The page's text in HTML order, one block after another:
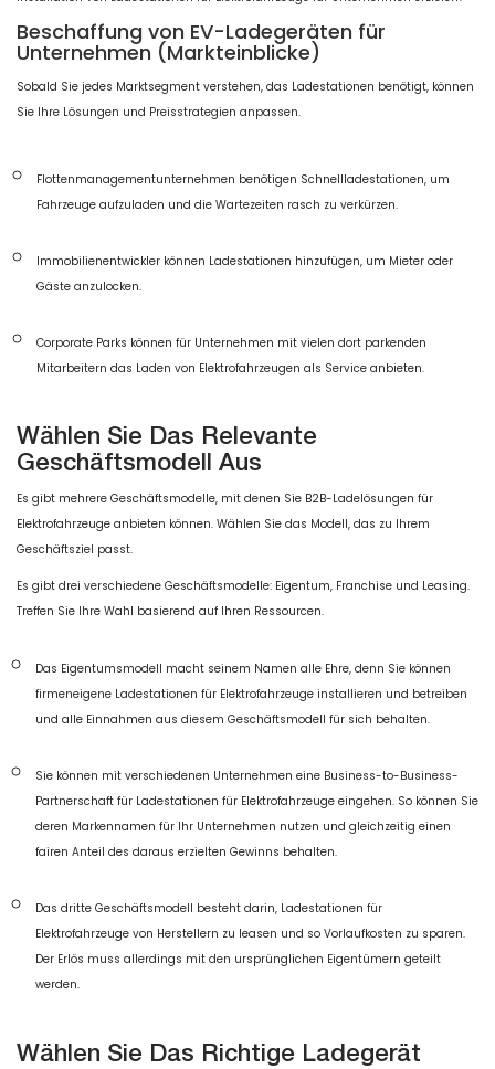
Beschaffung von EV-Ladegeräten für
Unternehmen (Markteinblicke)
Sobald Sie jedes Marktsegment verstehen, das Ladestationen benötigt, können
Sie Ihre Lösungen und Preisstrategien anpassen.
Flottenmanagementunternehmen benötigen Schnellladestationen, um
Fahrzeuge aufzuladen und die Wartezeiten rasch zu verkürzen.
Immobilienentwickler können Ladestationen hinzufügen, um Mieter oder
Gäste anzulocken.
Corporate Parks können für Unternehmen mit vielen dort parkenden
Mitarbeitern das Laden von Elektrofahrzeugen als Service anbieten.
Wählen Sie Das Relevante
Geschäftsmodell Aus
Es gibt mehrere Geschäftsmodelle, mit denen Sie B2B-Ladelösungen für
Elektrofahrzeuge anbieten können. Wählen Sie das Modell, das zu Ihrem
Geschäftsziel passt.
Es gibt drei verschiedene Geschäftsmodelle: Eigentum, Franchise und Leasing.
Treffen Sie Ihre Wahl basierend auf Ihren Ressourcen.
Das Eigentumsmodell macht seinem Namen alle Ehre, denn Sie können
firmeneigene Ladestationen für Elektrofahrzeuge installieren und betreiben
und alle Einnahmen aus diesem Geschäftsmodell für sich behalten.
Sie können mit verschiedenen Unternehmen eine Business-to-Business-
Partnerschaft für Ladestationen für Elektrofahrzeuge eingehen. So können Sie
deren Markennamen für Ihr Unternehmen nutzen und gleichzeitig einen
fairen Anteil des daraus erzielten Gewinns behalten.
Das dritte Geschäftsmodell besteht darin, Ladestationen für
Elektrofahrzeuge von Herstellern zu leasen und so Vorlaufkosten zu sparen.
Der Erlös muss allerdings mit den ursprünglichen Eigentümern geteilt
werden.
Wählen Sie Das Richtige Ladegerät